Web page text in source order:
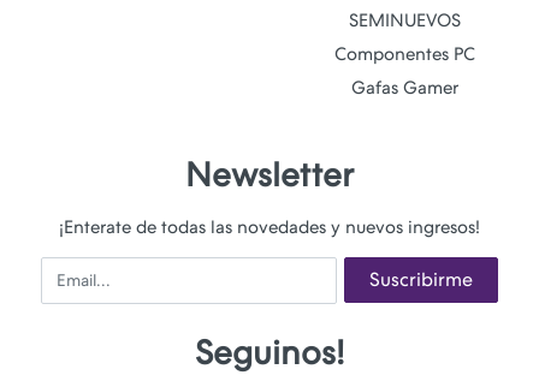
SEMINUEVOS
Componentes PC
Gafas Gamer
Newsletter
¡Enterate de todas las novedades y nuevos ingresos!
Email Suscribirme
Seguinos!